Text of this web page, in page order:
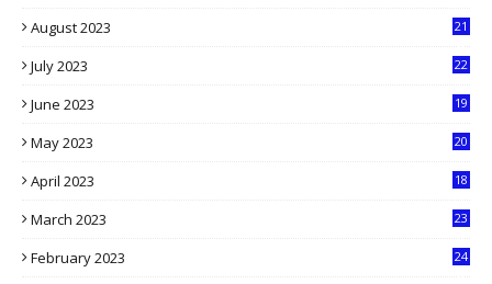
August 2023
21
July 2023
22
June 2023
19
May 2023
20
April 2023
18
March 2023
23
February 2023
24